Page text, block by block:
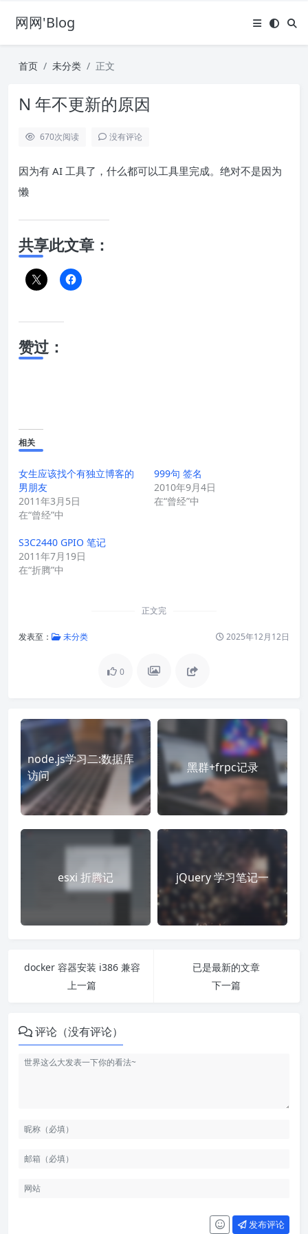
网网'Blog
首页 未分类 正文
N 年不更新的原因
670次阅读 没有评论
因为有 AI 工具了，什么都可以工具里完成。绝对不是因为
懒
共享此文章：
赞过：
相关
女生应该找个有独立博客的
男朋友
2011年3月5日
在“曾经”中
999句 签名
2010年9月4日
在“曾经”中
S3C2440 GPIO 笔记
2011年7月19日
在“折腾”中
正文完
发表至： 未分类 2025年12月12日
0
node.js学习二:数据库
访问
黑群+frpc记录
esxi 折腾记 jQuery 学习笔记一
docker 容器安装 i386 兼容
上一篇
已是最新的文章
下一篇
评论（没有评论）
发布评论